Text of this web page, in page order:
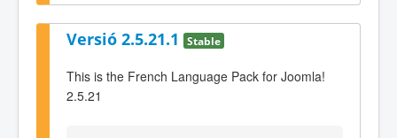
Versió 2.5.21.1 Stable
This is the French Language Pack for Joomla!
2.5.21